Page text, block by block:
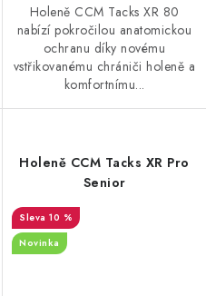
Holeně CCM Tacks XR 80
nabízí pokročilou anatomickou
ochranu díky novému
vstřikovanému chrániči holeně a
komfortnímu...
Holeně CCM Tacks XR Pro
Senior
10 %
Novinka